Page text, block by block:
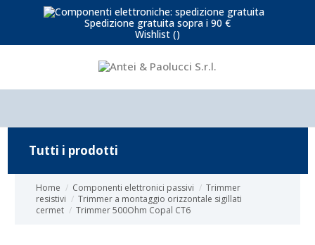
Spedizione gratuita sopra i 90 €
Wishlist ()
Home Componenti elettronici passivi
Trimmer
resistivi
Trimmer a montaggio orizzontale sigillati
cermet
Trimmer 500Ohm Copal CT6
Tutti i prodotti